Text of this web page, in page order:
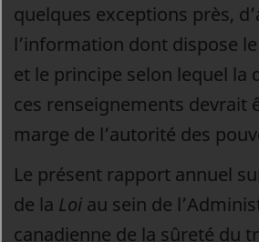
quelques exceptions près,
l’information dont dispose
et le principe selon lequel la
ces renseignements devrait
marge de l’autorité des
Le présent rapport annuel
de la Loi au sein de
canadienne de la sûreté du